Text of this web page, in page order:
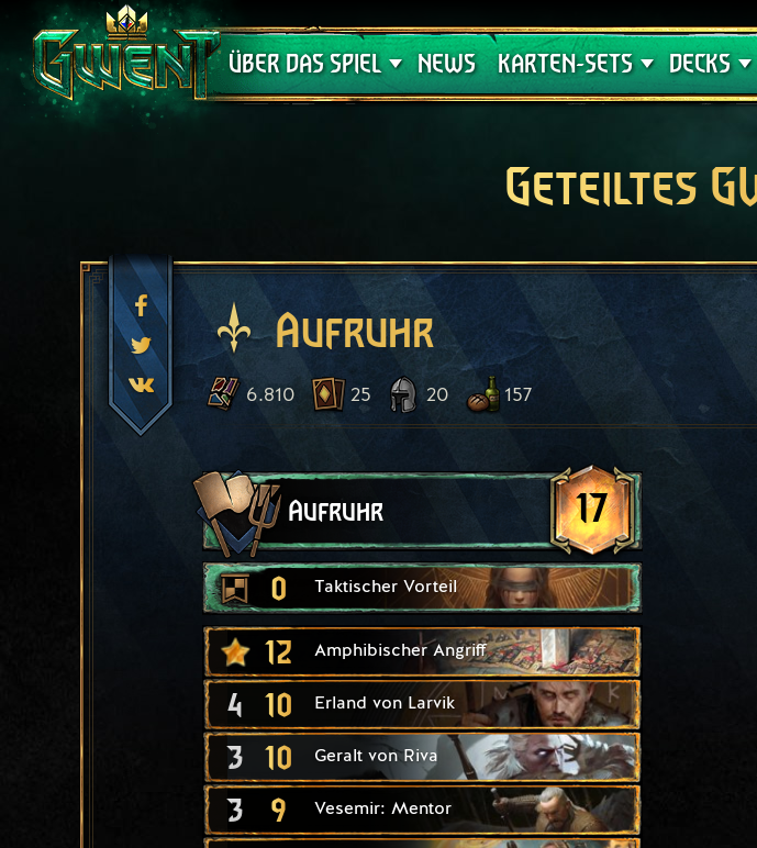
ÜBER DAS SPIEL
Support
NEWS KARTEN-SETS
Crimson Curse
DECKS
Deck-
Geteiltes
Aufruhr
6.810 25 20 157
Aufruhr 17
0 Taktischer Vorteil
12 Amphibischer Angriff
4 10 Erland von Larvik
3 10 Geralt von Riva
3 9 Vesemir: Mentor